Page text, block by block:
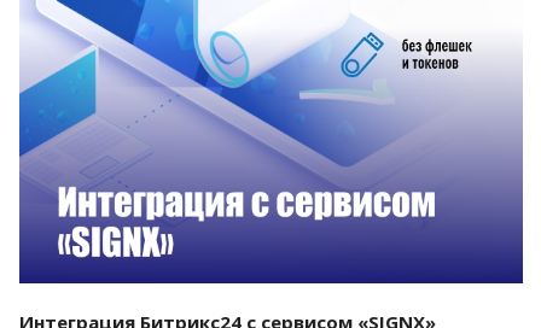
Смотреть проект
Интеграция Битрикс24 с сервисом «SIGNX»